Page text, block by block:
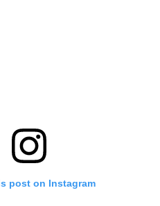
post on Instagram